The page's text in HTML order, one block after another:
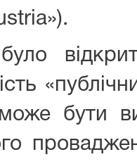
може бути